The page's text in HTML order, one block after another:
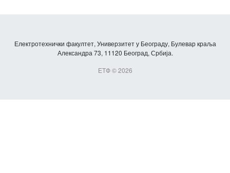
Електротехнички факултет, Универзитет у Београду, Булевар краља
Александра 73, 11120 Београд, Србија.
ЕТФ © 2026